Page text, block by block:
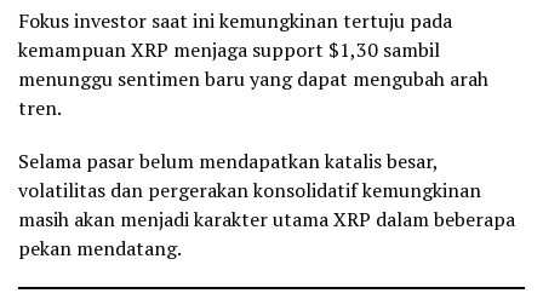
Fokus investor saat ini kemungkinan tertuju pada
kemampuan XRP menjaga support $1,30 sambil
menunggu sentimen baru yang dapat mengubah arah
tren.
Selama pasar belum mendapatkan katalis besar,
volatilitas dan pergerakan konsolidatif kemungkinan
masih akan menjadi karakter utama XRP dalam beberapa
pekan mendatang.